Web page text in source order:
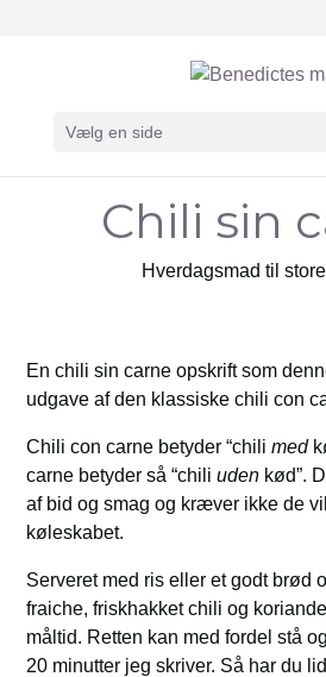
Vælg en side
Chili sin
Hverdagsmad til
En chili sin carne opskrift som
udgave af den klassiske chili con
Chili con carne betyder “chilimed
carne betyder så “chiliuden kød”.
af bid og smag og kræver ikke de
køleskabet.
Serveret med ris eller et godt brød
fraiche, friskhakket chili og
måltid. Retten kan med fordel stå
20 minutter jeg skriver. Så har du